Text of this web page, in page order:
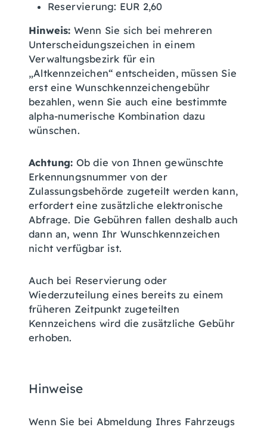
Reservierung: EUR 2,60
Hinweis: Wenn Sie sich bei mehreren
Unterscheidungszeichen in einem
Verwaltungsbezirk für ein
„Altkennzeichen“ entscheiden, müssen Sie
erst eine Wunschkennzeichengebühr
bezahlen, wenn Sie auch eine bestimmte
alpha-numerische Kombination dazu
wünschen.
Achtung: Ob die von Ihnen gewünschte
Erkennungsnummer von der
Zulassungsbehörde zugeteilt werden kann,
erfordert eine zusätzliche elektronische
Abfrage. Die Gebühren fallen deshalb auch
dann an, wenn Ihr Wunschkennzeichen
nicht verfügbar ist.
Auch bei Reservierung oder
Wiederzuteilung eines bereits zu einem
früheren Zeitpunkt zugeteilten
Kennzeichens wird die zusätzliche Gebühr
erhoben.
Hinweise
Wenn Sie bei Abmeldung Ihres Fahrzeugs